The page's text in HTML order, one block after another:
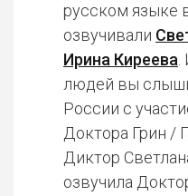
русском языке
озвучивали
Ирина Киреева
людей вы
России с
Доктора Грин /
Диктор
озвучила